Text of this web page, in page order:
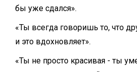
бы уже сдался».
«Ты всегда говоришь то, что
и это вдохновляет».
«Ты не просто красивая - ты